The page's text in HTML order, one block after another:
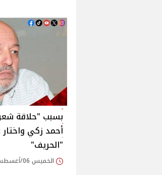
بسبب "حلاقة
أحمد زكي
"الحريف"
الخميس 06/أغسطس/2026 - 01:22 م